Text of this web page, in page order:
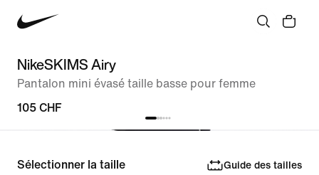
NikeSKIMS Airy
Pantalon mini évasé taille basse pour femme
105 CHF
Sélectionner la taille Guide des tailles